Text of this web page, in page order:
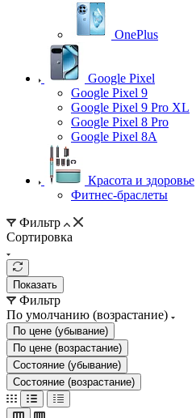
OnePlus
Google Pixel
Google Pixel 9
Google Pixel 9 Pro XL
Google Pixel 8 Pro
Google Pixel 8A
Красота и здоровье
Фитнес-браслеты
Фильтр
Сортировка
Показать
Фильтр
По умолчанию (возрастание)
По цене (убывание)
По цене (возрастание)
Состояние (убывание)
Состояние (возрастание)